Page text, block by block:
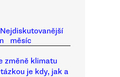
Nejdiskutovanější
měsíc
změně klimatu
je kdy, jak a